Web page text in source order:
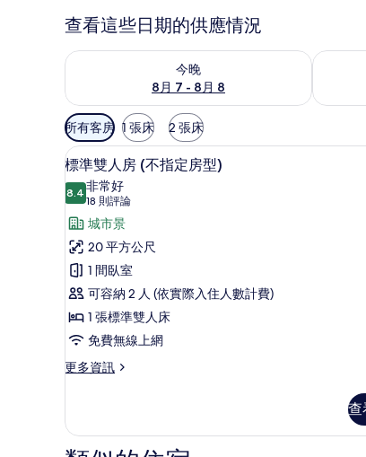
查看這些日期的供應情況
今晚
8月 7 - 8月 8
查看今晚 (8月 7 - 8月 8) 的供應情況 查看明
可
用
的
客
房
篩
選
條
件
所有客房 1 張床 2 張床
顯
示
標
準
雙
人
房
(不
指
定
的
標準雙人房 (不指定房
32
標準雙人房 (不指定房型)
8.48.4 分，滿分 10 分
非常好
18 則評論
(18
則
評
論)
城市景
20 平方公尺
1 間臥室
可容納 2 人 (依實際入住人數計費)
1 張標準雙人床
免費無線上網
更多資訊
更
雙
人
查